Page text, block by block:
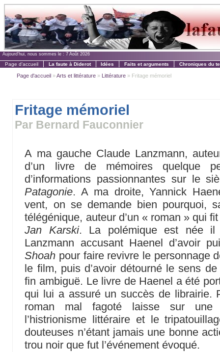
Aujourd'hui, nous sommes le : 7 Août 2026
Page d'accueil La faute à Diderot Idées Faits et arguments Chroniques du
Page d'accueil »Arts et littérature » Littérature » Fritage mémoriel
Fritage mémoriel
Par Bernard Fauconnier
A ma gauche Claude Lanzmann,
d’un livre de mémoires quelque
d’informations passionnantes sur le
Patagonie. A ma droite, Yannick
vent, on se demande bien pourquoi,
télégénique, auteur d’un « roman » qui
Jan Karski. La polémique est née il
Lanzmann accusant Haenel d’avoir
Shoah pour faire revivre le personnage
le film, puis d’avoir détourné le sens
fin ambiguë. Le livre de Haenel a été
qui lui a assuré un succès de librairie.
roman mal fagoté laisse sur une
l’histrionisme littéraire et le
douteuses n’étant jamais une bonne
trou noir que fut l’événement évoqué.